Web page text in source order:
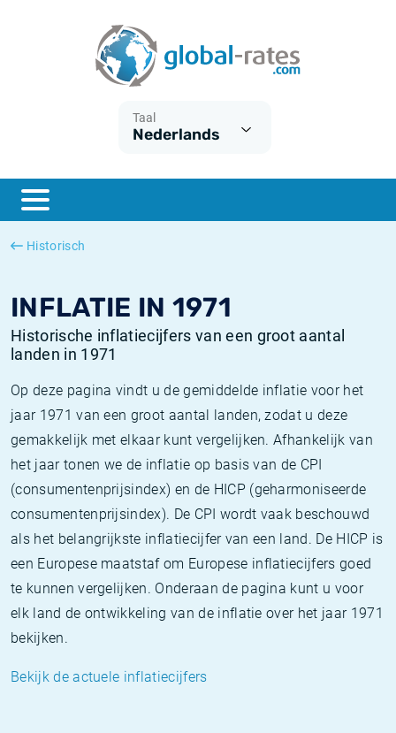
Taal
Nederlands
Historisch
INFLATIE IN 1971
Historische inflatiecijfers van een groot aantal
landen in 1971
Op deze pagina vindt u de gemiddelde inflatie voor het
jaar 1971 van een groot aantal landen, zodat u deze
gemakkelijk met elkaar kunt vergelijken. Afhankelijk van
het jaar tonen we de inflatie op basis van de CPI
(consumentenprijsindex) en de HICP (geharmoniseerde
consumentenprijsindex). De CPI wordt vaak beschouwd
als het belangrijkste inflatiecijfer van een land. De HICP is
een Europese maatstaf om Europese inflatiecijfers goed
te kunnen vergelijken. Onderaan de pagina kunt u voor
elk land de ontwikkeling van de inflatie over het jaar 1971
bekijken.
Bekijk de actuele inflatiecijfers
ESTER
SONIA
Wat is CPI inflatie?
Wat is HICP inflatie?
Nederlandse inflatie - CPI
Amerikaanse inflatie - CPI
Euribor historie
SOFR historie
TONAR historie
Inflatiecalculator